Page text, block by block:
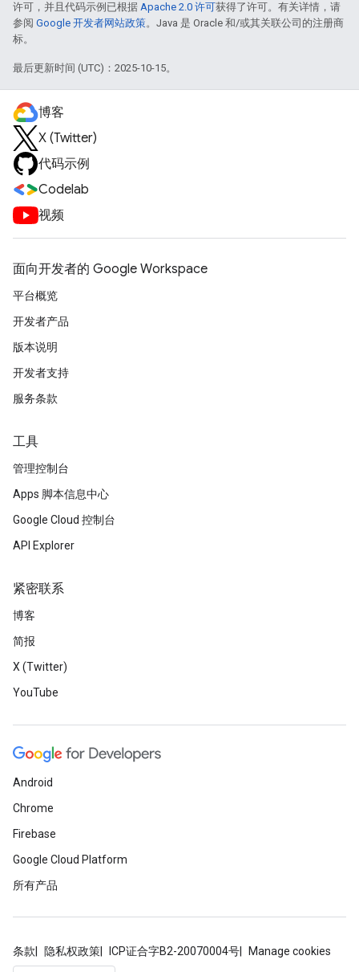
许可，并且代码示例已根据 Apache 2.0 许可获得了许可。有关详情，请
参阅 Google 开发者网站政策。Java 是 Oracle 和/或其关联公司的注册商
标。
最后更新时间 (UTC)：2025-10-15。
博客
X (Twitter)
代码示例
Codelab
视频
面向开发者的 Google Workspace
平台概览
开发者产品
版本说明
开发者支持
服务条款
工具
管理控制台
Apps 脚本信息中心
Google Cloud 控制台
API Explorer
紧密联系
博客
简报
X (Twitter)
YouTube
Android
Chrome
Firebase
Google Cloud Platform
所有产品
条款 隐私权政策 ICP证合字B2-20070004号 Manage cookies